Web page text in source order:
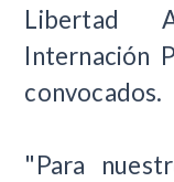
Libertad
Internación
convocados.
"Para